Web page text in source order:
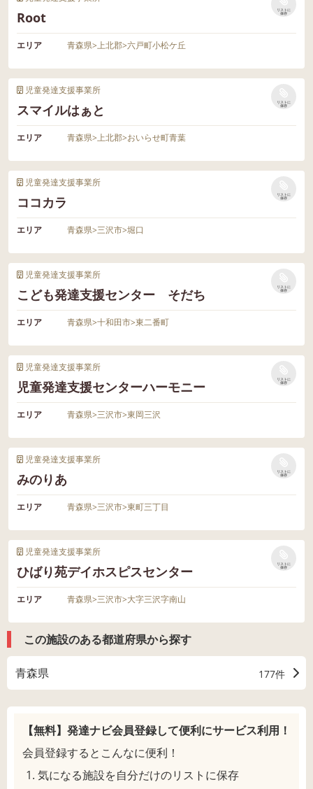
Root
リストに
保存
エリア 青森県>上北郡>六戸町小松ケ丘
児童発達支援事業所
スマイルはぁと
リストに
保存
エリア 青森県>上北郡>おいらせ町青葉
児童発達支援事業所
ココカラ
リストに
保存
エリア 青森県>三沢市>堀口
児童発達支援事業所
こども発達支援センター そだち
リストに
保存
エリア 青森県>十和田市>東二番町
児童発達支援事業所
児童発達支援センターハーモニー
リストに
保存
エリア 青森県>三沢市>東岡三沢
児童発達支援事業所
みのりあ
リストに
保存
エリア 青森県>三沢市>東町三丁目
児童発達支援事業所
ひばり苑デイホスピスセンター
リストに
保存
エリア 青森県>三沢市>大字三沢字南山
この施設のある都道府県から探す
青森県 177件
【無料】発達ナビ会員登録して便利にサービス利用！
会員登録するとこんなに便利！
気になる施設を自分だけのリストに保存